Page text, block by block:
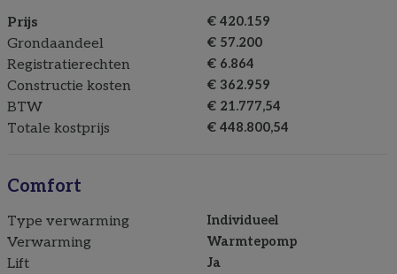
Prijs € 420.159
Grondaandeel € 57.200
Registratierechten € 6.864
Constructie kosten € 362.959
BTW € 21.777,54
Totale kostprijs € 448.800,54
Comfort
Type verwarming Individueel
Verwarming Warmtepomp
Lift Ja